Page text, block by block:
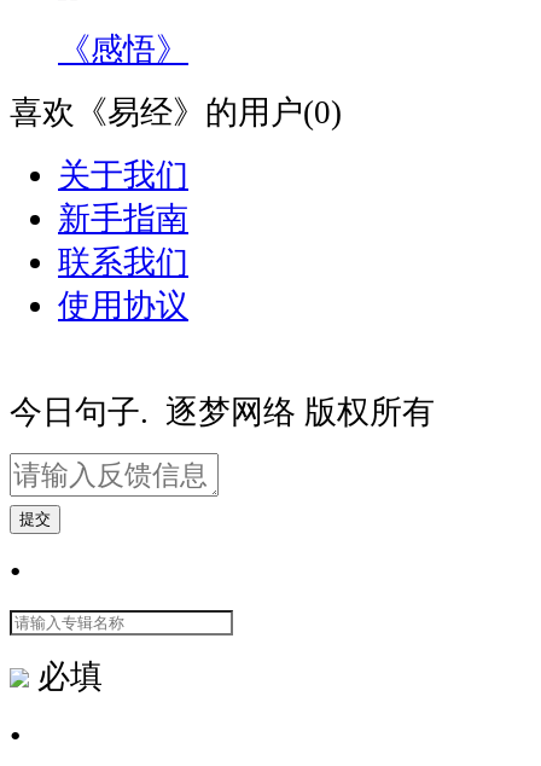
《感悟》
喜欢《易经》的用户(0)
关于我们
新手指南
联系我们
使用协议
今日句子. 逐梦网络 版权所有
提交
•
必填
•